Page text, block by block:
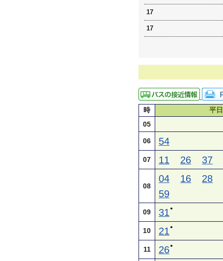
17
17
時 平日
05
06 54
07 11 26 37
08
04 16 28
59
09 31 ●
10 21 ●
11 26●